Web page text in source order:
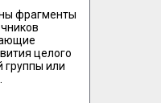
фрагменты
целого
группы или